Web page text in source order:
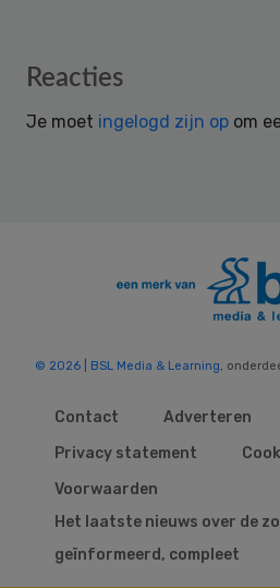
Reader
Reacties
Je moet ingelogd zijn op om
© 2026 | BSL Media & Learning ,
Contact
Adverteren
Privacy statement
Voorwaarden
Het laatste nieuws over de
geïnformeerd, compleet